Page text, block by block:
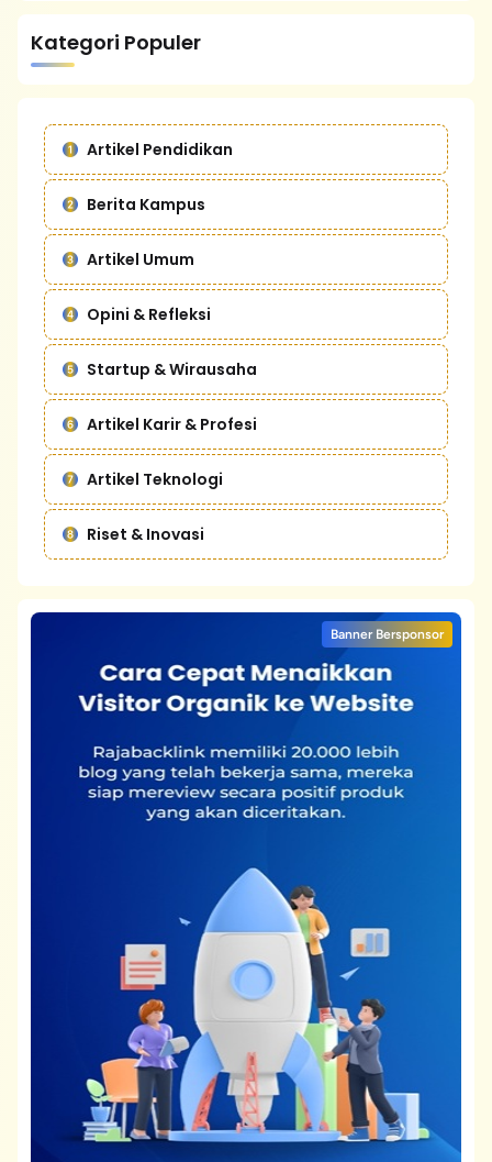
Kategori Populer
Artikel Pendidikan
Berita Kampus
Artikel Umum
Opini & Refleksi
Startup & Wirausaha
Artikel Karir & Profesi
Artikel Teknologi
Riset & Inovasi
Banner Bersponsor